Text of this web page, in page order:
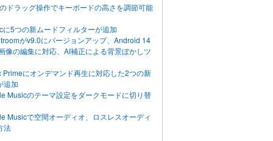
ドラッグ操作でキーボードの高さを調節可能
に5つの新ムードフィルターが追加
がv9.0にバージョンアップ、Android 14
像の編集に対応、AI補正による背景ぼかしツ
Primeにオンデマンド再生に対応した2つの新
追加
Musicのテーマ設定をダークモードに切り替
Musicで空間オーディオ、ロスレスオーディ
法